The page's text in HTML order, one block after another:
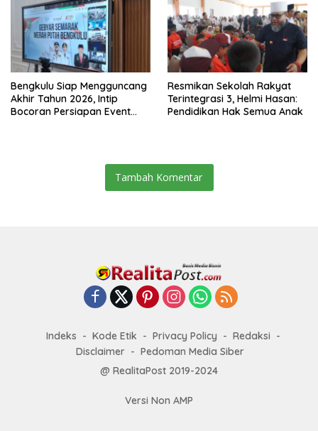
Bengkulu Siap Mengguncang
Akhir Tahun 2026, Intip
Bocoran Persiapan Event
Resmikan Sekolah Rakyat
Terintegrasi 3, Helmi Hasan:
Pendidikan Hak Semua Anak
Tambah Komentar
Indeks Kode Etik Privacy Policy
Redaksi
Disclaimer
Pedoman Media Siber
@ RealitaPost 2019-2024
Versi Non AMP